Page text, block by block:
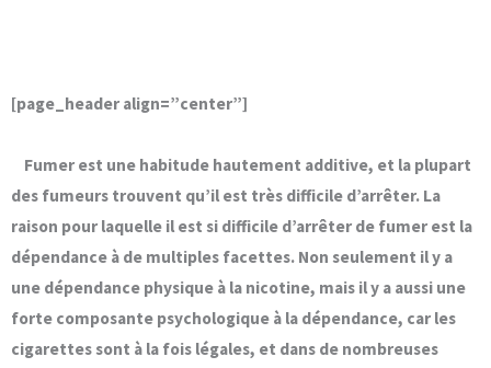
[page_header align=”center”]
Fumer est une habitude hautement additive, et la plupart
des fumeurs trouvent qu’il est très difficile d’arrêter. La
raison pour laquelle il est si difficile d’arrêter de fumer est la
dépendance à de multiples facettes. Non seulement il y a
une dépendance physique à la nicotine, mais il y a aussi une
forte composante psychologique à la dépendance, car les
cigarettes sont à la fois légales, et dans de nombreuses